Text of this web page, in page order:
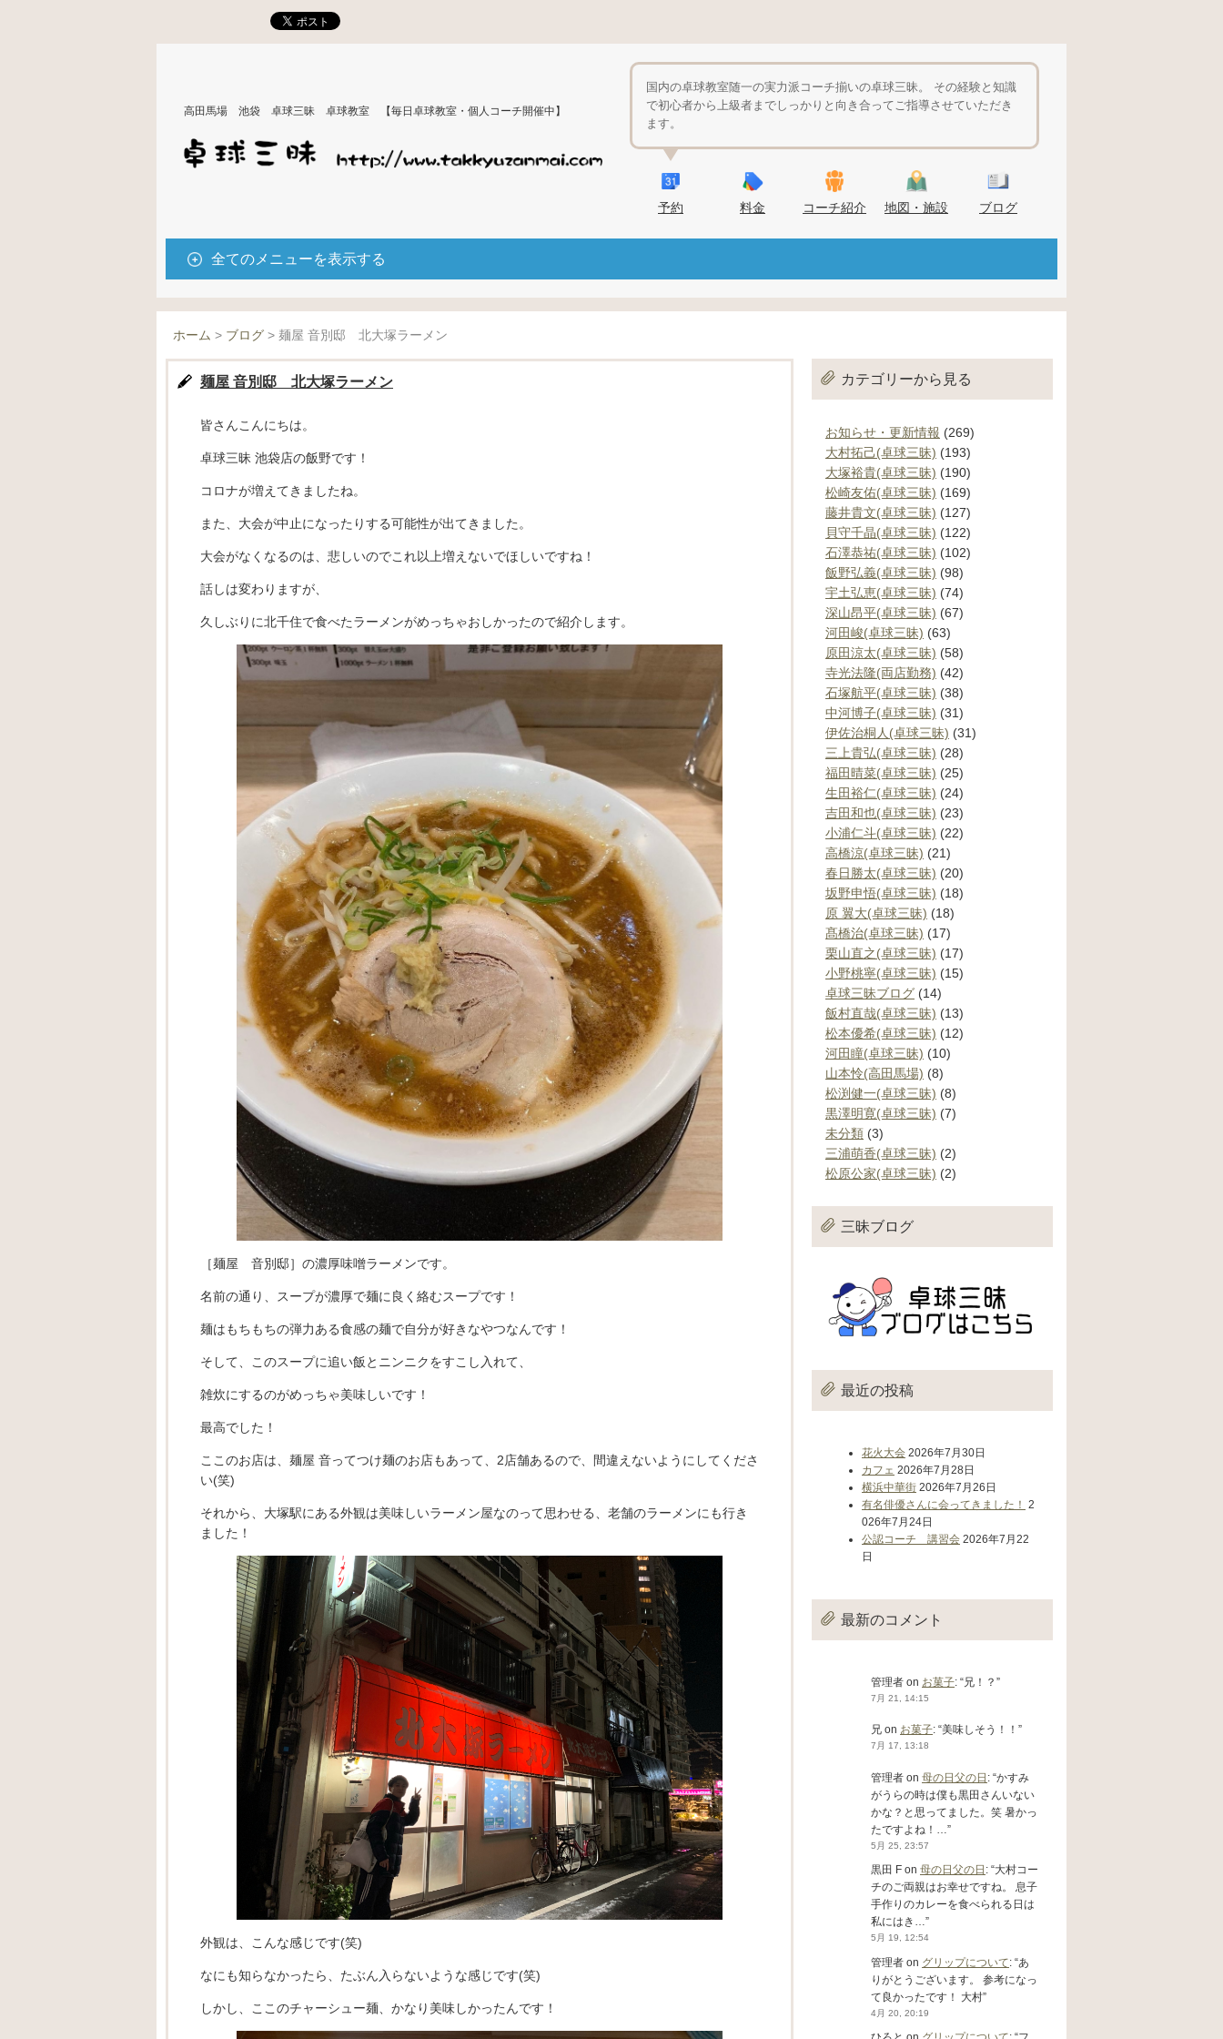
高田馬場 池袋 卓球三昧 卓球教室 【毎日卓球教室・個人コーチ開催中】
国内の卓球教室随一の実力派コーチ揃いの卓球三昧。 その経験と知識
で初心者から上級者までしっかりと向き合ってご指導させていただき
ます。
予約 料金 コーチ紹介 地図・施設 ブログ
全てのメニューを表示する
ホーム > ブログ > 麺屋 音別邸 北大塚ラーメン
麺屋 音別邸 北大塚ラーメン
皆さんこんにちは。
卓球三昧 池袋店の飯野です！
コロナが増えてきましたね。
また、大会が中止になったりする可能性が出てきました。
大会がなくなるのは、悲しいのでこれ以上増えないでほしいですね！
話しは変わりますが、
久しぶりに北千住で食べたラーメンがめっちゃおしかったので紹介します。
［麺屋 音別邸］の濃厚味噌ラーメンです。
名前の通り、スープが濃厚で麺に良く絡むスープです！
麺はもちもちの弾力ある食感の麺で自分が好きなやつなんです！
そして、このスープに追い飯とニンニクをすこし入れて、
雑炊にするのがめっちゃ美味しいです！
最高でした！
ここのお店は、麺屋 音ってつけ麺のお店もあって、2店舗あるので、間違えないようにしてくださ
い(笑)
それから、大塚駅にある外観は美味しいラーメン屋なのって思わせる、老舗のラーメンにも行き
ました！
外観は、こんな感じです(笑)
なにも知らなかったら、たぶん入らないような感じです(笑)
しかし、ここのチャーシュー麺、かなり美味しかったんです！
カテゴリーから見る
お知らせ・更新情報 (269)
大村拓己(卓球三昧) (193)
大塚裕貴(卓球三昧) (190)
松崎友佑(卓球三昧) (169)
藤井貴文(卓球三昧) (127)
貝守千晶(卓球三昧) (122)
石澤恭祐(卓球三昧) (102)
飯野弘義(卓球三昧) (98)
宇土弘恵(卓球三昧) (74)
深山昂平(卓球三昧) (67)
河田峻(卓球三昧) (63)
原田涼太(卓球三昧) (58)
寺光法隆(両店勤務) (42)
石塚航平(卓球三昧) (38)
中河博子(卓球三昧) (31)
伊佐治桐人(卓球三昧) (31)
三上貴弘(卓球三昧) (28)
福田晴菜(卓球三昧) (25)
生田裕仁(卓球三昧) (24)
吉田和也(卓球三昧) (23)
小浦仁斗(卓球三昧) (22)
高橋涼(卓球三昧) (21)
春日勝太(卓球三昧) (20)
坂野申悟(卓球三昧) (18)
原 翼大(卓球三昧) (18)
髙橋治(卓球三昧) (17)
栗山直之(卓球三昧) (17)
小野桃寧(卓球三昧) (15)
卓球三昧ブログ (14)
飯村直哉(卓球三昧) (13)
松本優希(卓球三昧) (12)
河田瞳(卓球三昧) (10)
山本怜(高田馬場) (8)
松渕健一(卓球三昧) (8)
黒澤明寛(卓球三昧) (7)
未分類 (3)
三浦萌香(卓球三昧) (2)
松原公家(卓球三昧) (2)
三昧ブログ
最近の投稿
花火大会 2026年7月30日
カフェ 2026年7月28日
横浜中華街 2026年7月26日
有名俳優さんに会ってきました！ 2
026年7月24日
公認コーチ 講習会 2026年7月22
日
最新のコメント
管理者 on お菓子: “兄！？ ”
7月 21, 14:15
兄 on お菓子: “美味しそう！！ ”
7月 17, 13:18
管理者 on 母の日父の日 : “かすみ
がうらの時は僕も黒田さんいない
かな？と思ってました。笑 暑かっ
たですよね！… ”
5月 25, 23:57
黒田 F on 母の日父の日 : “大村コー
チのご両親はお幸せですね。 息子
手作りのカレーを食べられる日は
私にはき…”
5月 19, 12:54
管理者 on グリップについて: “あ
りがとうございます。 参考になっ
て良かったです！ 大村”
4月 20, 20:19